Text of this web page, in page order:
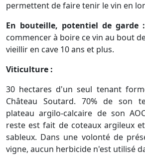
permettent de faire tenir le vin en
En bouteille, potentiel de garde :
commencer à boire ce vin au bout
vieillir en cave 10 ans et plus.
Viticulture :
30 hectares d'un seul tenant
Château Soutard. 70% de son
plateau argilo-calcaire de son
reste est fait de coteaux argileux
sableux. Dans une volonté de
vigne, aucun herbicide n'est utilisé